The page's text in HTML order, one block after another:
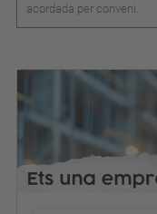
acordada per conveni.